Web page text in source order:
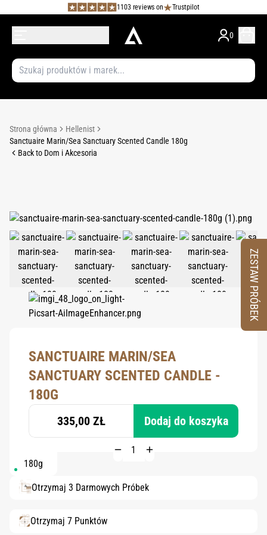
1103 reviews on Trustpilot
0
Strona główna
Hellenist
Sanctuaire Marin/Sea Sanctuary Scented Candle 180g
Back to Dom i Akcesoria
SANCTUAIRE MARIN/SEA
SANCTUARY SCENTED CANDLE -
180G
335,00 ZŁ Dodaj do koszyka
180g
Otrzymaj 3 Darmowych Próbek
Otrzymaj 7 Punktów
ZESTAW PRÓBEK